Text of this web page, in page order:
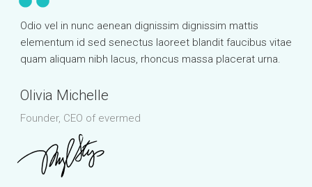
Odio vel in nunc aenean dignissim dignissim mattis
elementum id sed senectus laoreet blandit faucibus vitae
quam aliquam nibh lacus, rhoncus massa placerat urna.
Olivia Michelle
Founder, CEO of evermed